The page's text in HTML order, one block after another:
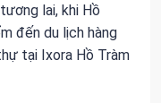
lai, khi Hồ
đến du lịch hàng
tại Ixora Hồ Tràm